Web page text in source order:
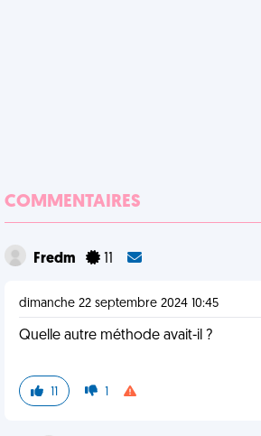
COMMENTAIRES
Fredm
dimanche 22 septembre 2024 10:45
Quelle autre méthode avait-il ?
11 1